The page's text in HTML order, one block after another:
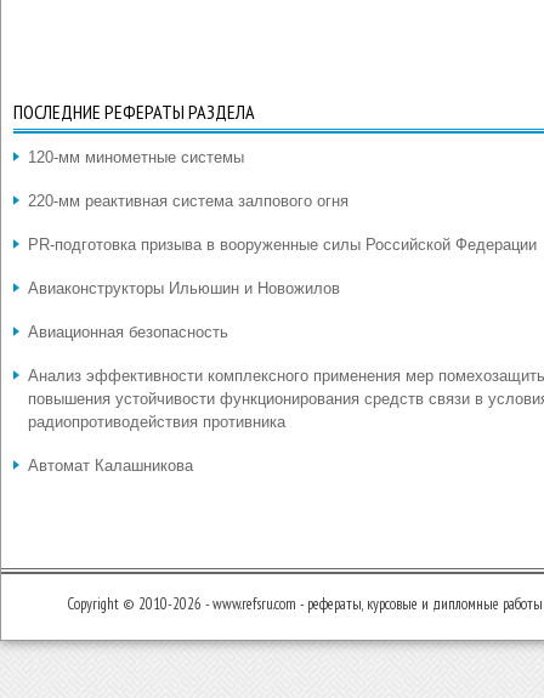
ПОСЛЕДНИЕ РЕФЕРАТЫ РАЗДЕЛА
120-мм минометные системы
220-мм реактивная система залпового огня
PR-подготовка призыва в вооруженные силы Российской Федерации
Авиаконструкторы Ильюшин и Новожилов
Авиационная безопасность
Анализ эффективности комплексного применения мер
повышения устойчивости функционирования средств связи в
радиопротиводействия противника
Автомат Калашникова
Copyright © 2010-2026 - www.refsru.com - рефераты, курсовые и дипломные работы